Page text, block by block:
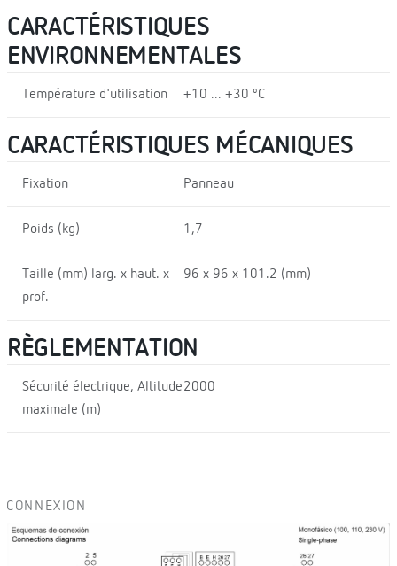
CARACTÉRISTIQUES
ENVIRONNEMENTALES
Température d'utilisation +10 ... +30 ºC
CARACTÉRISTIQUES MÉCANIQUES
Fixation Panneau
Poids (kg) 1,7
Taille (mm) larg. x haut. x
prof.
96 x 96 x 101.2 (mm)
RÈGLEMENTATION
Sécurité électrique, Altitude
maximale (m)
2000
CONNEXION